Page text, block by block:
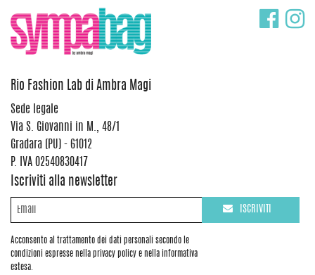
Rio Fashion Lab di Ambra Magi
Sede legale
Via S. Giovanni in M., 48/1
Gradara (PU) - 61012
P. IVA 02540830417
Iscriviti alla newsletter
Acconsento al trattamento dei dati personali secondo le
condizioni espresse nella privacy policy e nella informativa
estesa.
ISCRIVITI